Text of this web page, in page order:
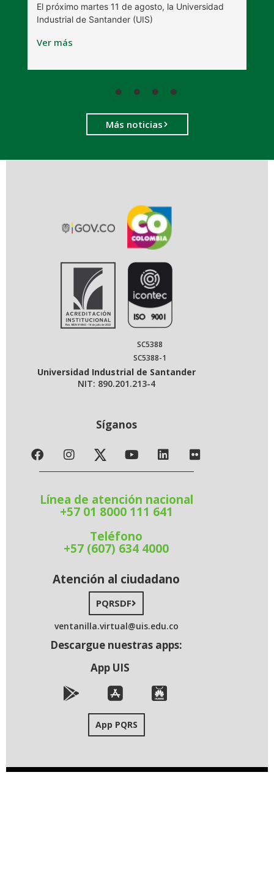
El próximo martes 11 de agosto, la Universidad
Industrial de Santander (UIS)
Ver más
Más noticias